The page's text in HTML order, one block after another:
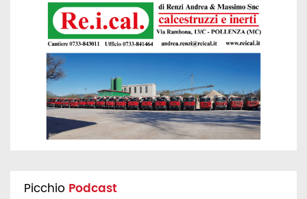
Picchio Podcast